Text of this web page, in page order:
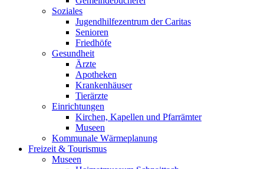
Soziales
Jugendhilfezentrum der Caritas
Senioren
Friedhöfe
Gesundheit
Ärzte
Apotheken
Krankenhäuser
Tierärzte
Einrichtungen
Kirchen, Kapellen und Pfarrämter
Museen
Kommunale Wärmeplanung
Freizeit & Tourismus
Museen